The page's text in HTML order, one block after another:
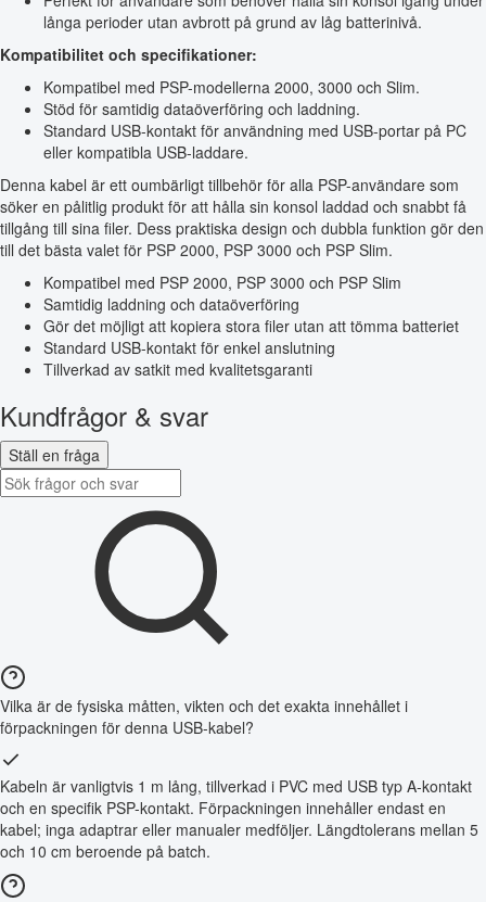
långa perioder utan avbrott på grund av låg batterinivå.
Kompatibilitet och specifikationer:
Kompatibel med PSP-modellerna 2000, 3000 och Slim.
Stöd för samtidig dataöverföring och laddning.
Standard USB-kontakt för användning med USB-portar på PC
eller kompatibla USB-laddare.
Denna kabel är ett oumbärligt tillbehör för alla PSP-användare som
söker en pålitlig produkt för att hålla sin konsol laddad och snabbt få
tillgång till sina filer. Dess praktiska design och dubbla funktion gör den
till det bästa valet för PSP 2000, PSP 3000 och PSP Slim.
Kompatibel med PSP 2000, PSP 3000 och PSP Slim
Samtidig laddning och dataöverföring
Gör det möjligt att kopiera stora filer utan att tömma batteriet
Standard USB-kontakt för enkel anslutning
Tillverkad av satkit med kvalitetsgaranti
Kundfrågor & svar
Ställ en fråga
Vilka är de fysiska måtten, vikten och det exakta innehållet i
förpackningen för denna USB-kabel?
Kabeln är vanligtvis 1 m lång, tillverkad i PVC med USB typ A-kontakt
och en specifik PSP-kontakt. Förpackningen innehåller endast en
kabel; inga adaptrar eller manualer medföljer. Längdtolerans mellan 5
och 10 cm beroende på batch.